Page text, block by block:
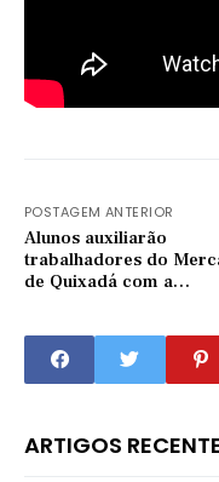
POSTAGEM ANTERIOR
Alunos auxiliarão
trabalhadores do
de Quixadá com a
ARTIGOS